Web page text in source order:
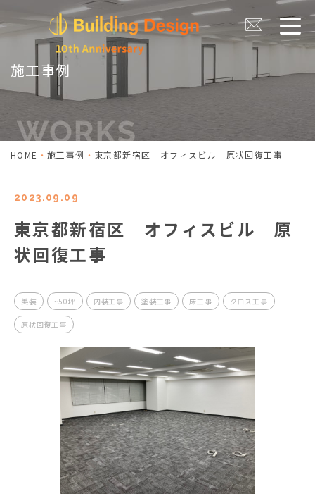
施工事例
HOME 施工事例 東京都新宿区 オフィスビル 原状回復工事
2023.09.09
東京都新宿区 オフィスビル 原
状回復工事
美装 ~50坪 内装工事 塗装工事 床工事 クロス工事
原状回復工事